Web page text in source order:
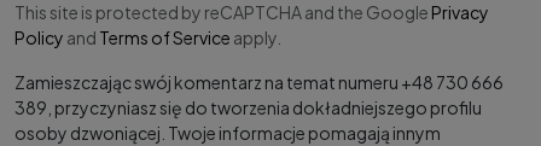
This site is protected by reCAPTCHA and the Google Privacy
Policy and Terms of Service apply.
Zamieszczając swój komentarz na temat numeru +48 730 666
389, przyczyniasz się do tworzenia dokładniejszego profilu
osoby dzwoniącej. Twoje informacje pomagają innym